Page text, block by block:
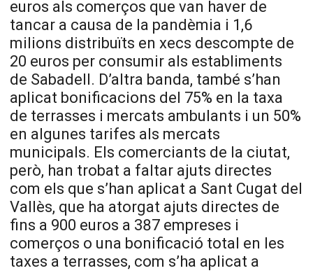
euros als comerços que van haver de
tancar a causa de la pandèmia i 1,6
milions distribuïts en xecs descompte de
20 euros per consumir als establiments
de Sabadell. D’altra banda, també s’han
aplicat bonificacions del 75% en la taxa
de terrasses i mercats ambulants i un 50%
en algunes tarifes als mercats
municipals. Els comerciants de la ciutat,
però, han trobat a faltar ajuts directes
com els que s’han aplicat a Sant Cugat del
Vallès, que ha atorgat ajuts directes de
fins a 900 euros a 387 empreses i
comerços o una bonificació total en les
taxes a terrasses, com s’ha aplicat a